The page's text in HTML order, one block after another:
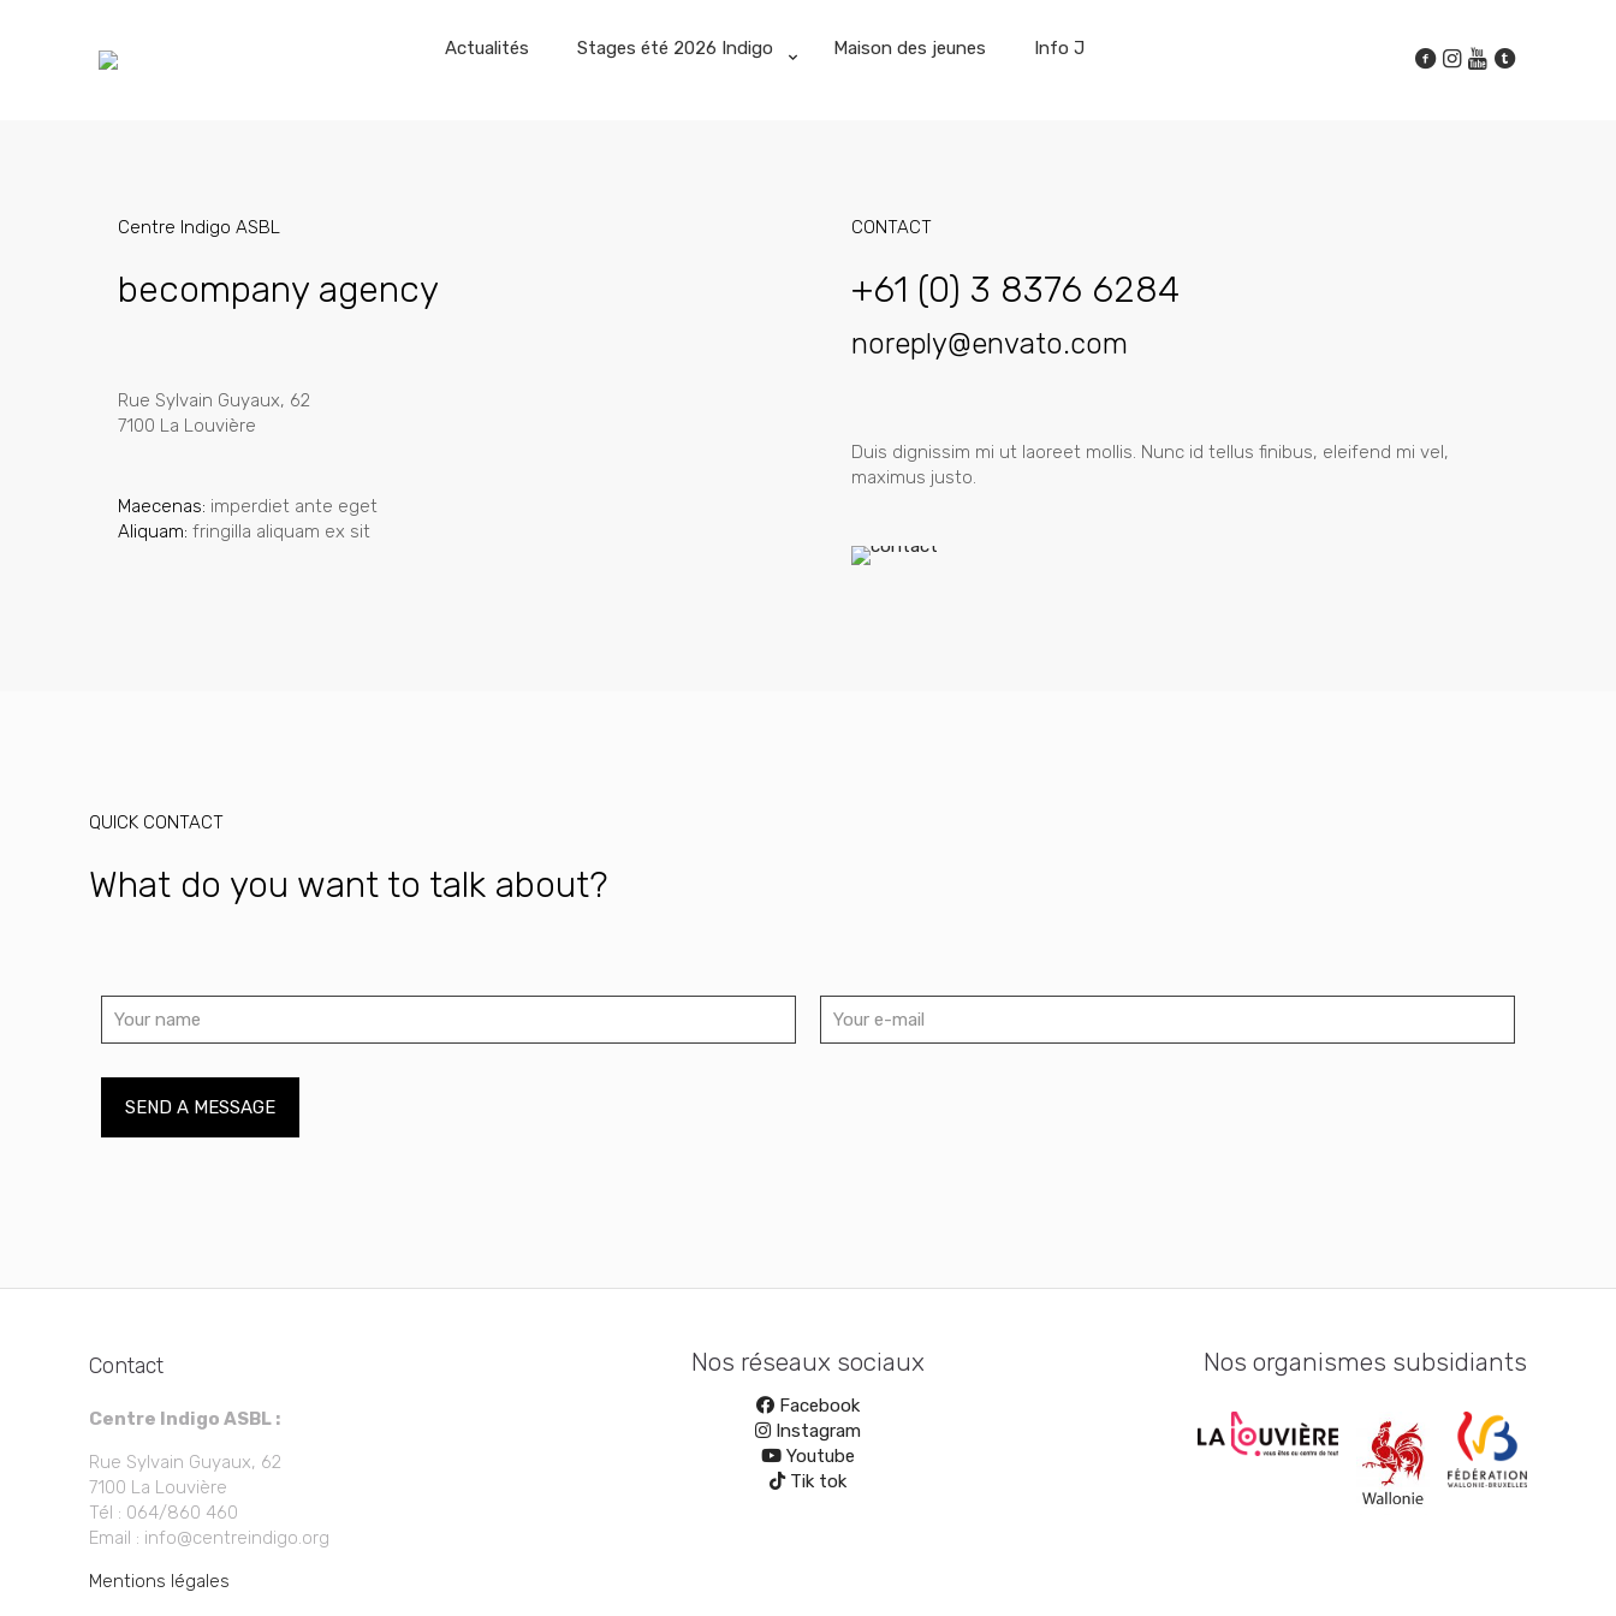
Actualités Stages été 2026 Indigo Maison des jeunes Info J
Centre Indigo ASBL
becompany agency
Rue Sylvain Guyaux, 62
7100 La Louvière
Maecenas: imperdiet ante eget
Aliquam: fringilla aliquam ex sit
CONTACT
+61 (0) 3 8376 6284
noreply@envato.com
Duis dignissim mi ut laoreet mollis. Nunc id tellus finibus, eleifend mi vel,
maximus justo.
QUICK CONTACT
What do you want to talk about?
Contact
Centre Indigo ASBL :
Rue Sylvain Guyaux, 62
7100 La Louvière
Tél : 064/860 460
Email : info@centreindigo.org
Mentions légales
Nos réseaux sociaux
Facebook
Instagram
Youtube
Tik tok
Nos organismes subsidiants